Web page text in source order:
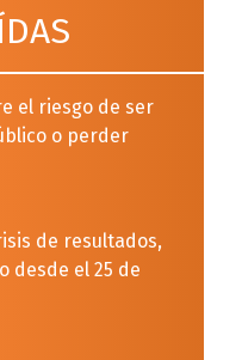
el riesgo de ser
o perder
de resultados,
desde el 25 de